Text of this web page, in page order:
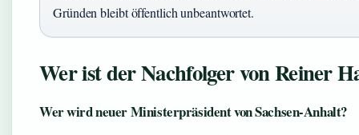
Gründen bleibt öffentlich unbeantwortet.
Wer ist der Nachfolger von Reiner
Wer wird neuer Ministerpräsident von Sachsen-Anhalt?